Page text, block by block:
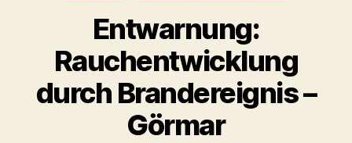
Entwarnung:
Rauchentwicklung
durch Brandereignis –
Görmar